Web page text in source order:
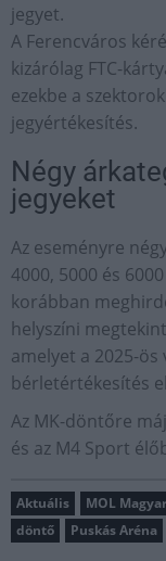
jegyet.
A Ferencváros
kizárólag FTC-
ezekbe a
jegyértékesítés.
Négy
jegyeket
Az eseményre
4000, 5000 és
korábban
helyszíni
amelyet a 2025-
bérletértékesítés
Az MK-döntőre
és az M4 Sport
Aktuális MOL
döntő
Puskás Aréna